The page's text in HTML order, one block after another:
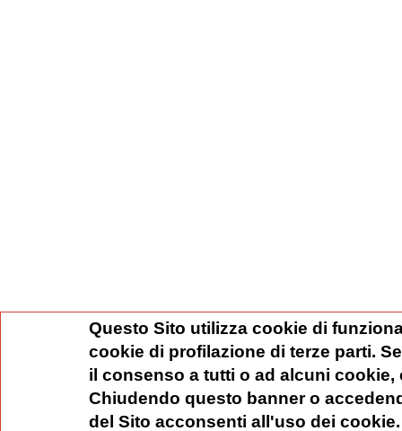
Questo Sito utilizza cookie di
cookie di profilazione di terze parti.
il consenso a tutti o ad alcuni
Chiudendo questo banner o
del Sito acconsenti all'uso dei cookie.